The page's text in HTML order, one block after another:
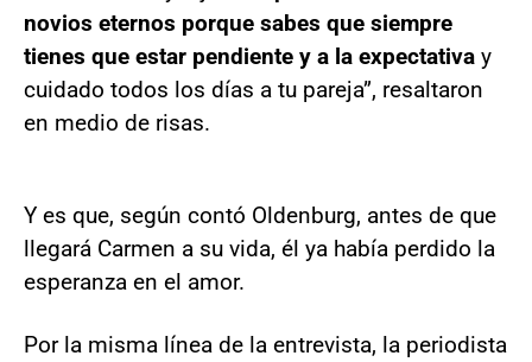
novios eternos porque sabes que siempre
tienes que estar pendiente y a la expectativa y
cuidado todos los días a tu pareja”, resaltaron
en medio de risas.
Y es que, según contó Oldenburg, antes de que
llegará Carmen a su vida, él ya había perdido la
esperanza en el amor.
Por la misma línea de la entrevista, la periodista